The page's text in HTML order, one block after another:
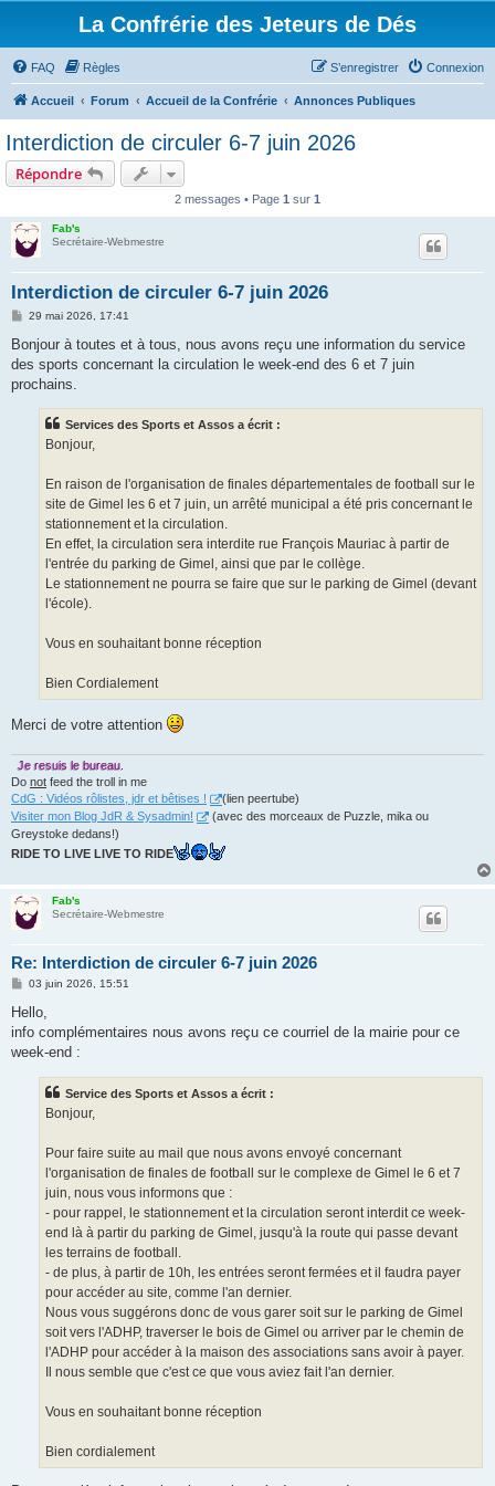
La Confrérie des Jeteurs de Dés
FAQ Règles Connexion
S’enregistrer
Accueil Forum Accueil de la Confrérie Annonces Publiques
Interdiction de circuler 6-7 juin 2026
Répondre
2 messages • Page 1 sur 1
Fab's
Secrétaire-Webmestre
Interdiction de circuler 6-7 juin 2026
M
s
a
g
29 mai 2026, 17:41
Bonjour à toutes et à tous, nous avons reçu une information du service
des sports concernant la circulation le week-end des 6 et 7 juin
prochains.
Services des Sports et Assos a écrit :
Bonjour,
En raison de l'organisation de finales départementales de football sur le
site de Gimel les 6 et 7 juin, un arrêté municipal a été pris concernant le
stationnement et la circulation.
En effet, la circulation sera interdite rue François Mauriac à partir de
l'entrée du parking de Gimel, ainsi que par le collège.
Le stationnement ne pourra se faire que sur le parking de Gimel (devant
l'école).
Vous en souhaitant bonne réception
Bien Cordialement
Merci de votre attention
Je resuis le bureau.
Do not feed the troll in me
CdG : Vidéos rôlistes, jdr et bêtises !
(lien peertube)
Visiter mon Blog JdR & Sysadmin!
(avec des morceaux de Puzzle, mika ou
Greystoke dedans!)
RIDE TO LIVE LIVE TO RIDE
Fab's
Secrétaire-Webmestre
Re: Interdiction de circuler 6-7 juin 2026
M
s
a
g
03 juin 2026, 15:51
Hello,
info complémentaires nous avons reçu ce courriel de la mairie pour ce
week-end :
Service des Sports et Assos a écrit :
Bonjour,
Pour faire suite au mail que nous avons envoyé concernant
l'organisation de finales de football sur le complexe de Gimel le 6 et 7
juin, nous vous informons que :
- pour rappel, le stationnement et la circulation seront interdit ce week-
end là à partir du parking de Gimel, jusqu'à la route qui passe devant
les terrains de football.
- de plus, à partir de 10h, les entrées seront fermées et il faudra payer
pour accéder au site, comme l'an dernier.
Nous vous suggérons donc de vous garer soit sur le parking de Gimel
soit vers l'ADHP, traverser le bois de Gimel ou arriver par le chemin de
l'ADHP pour accéder à la maison des associations sans avoir à payer.
Il nous semble que c'est ce que vous aviez fait l'an dernier.
Vous en souhaitant bonne réception
Bien cordialement